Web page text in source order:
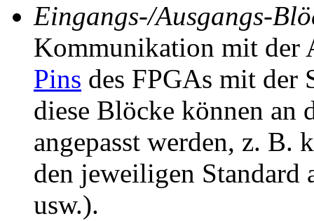
Eingangs-/Ausgangs-
Kommunikation mit der
Pins des FPGAs mit der
diese Blöcke können an
angepasst werden, z. B.
den jeweiligen Standard
usw.).